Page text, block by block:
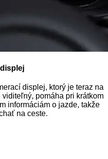
displej, ktorý je teraz na
pomáha pri krátkom
informáciám o jazde, takže
na ceste.